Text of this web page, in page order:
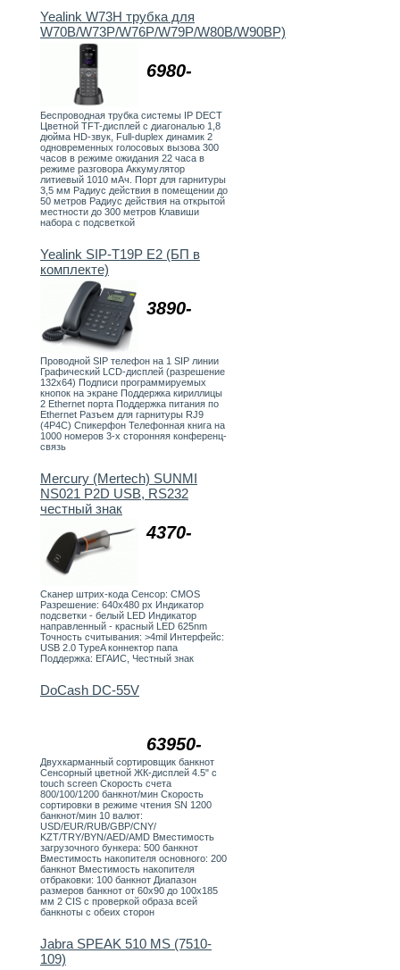
6980-
Yealink W73H трубка для
W70B/W73P/W76P/W79P/W80B/W90BP)
Беспроводная трубка системы IP DECT
Цветной TFT-дисплей с диагональю 1,8
дюйма HD-звук, Full-duplex динамик 2
одновременных голосовых вызова 300
часов в режиме ожидания 22 часа в
режиме разговора Аккумулятор
литиевый 1010 мАч. Порт для гарнитуры
3,5 мм Радиус действия в помещении до
50 метров Радиус действия на открытой
местности до 300 метров Клавиши
набора с подсветкой
3890-
Yealink SIP-T19P E2 (БП в
комплекте)
Проводной SIP телефон на 1 SIP линии
Графический LCD-дисплей (разрешение
132х64) Подписи программируемых
кнопок на экране Поддержка кириллицы
2 Ethernet порта Поддержка питания по
Ethernet Разъем для гарнитуры RJ9
(4P4C) Спикерфон Телефонная книга на
1000 номеров 3-х сторонняя конференц-
связь
4370-
Mercury (Mertech) SUNMI
NS021 P2D USB, RS232
честный знак
Сканер штрих-кода Сенсор: CMOS
Разрешение: 640х480 px Индикатор
подсветки - белый LED Индикатор
направленный - красный LED 625nm
Точность считывания: >4mil Интерфейс:
USB 2.0 TypeA коннектор папа
Поддержка: ЕГАИС, Честный знак
63950-
DoCash DC-55V
Двухкарманный сортировщик банкнот
Сенсорный цветной ЖК-дисплей 4.5" с
touch screen Скорость счета
800/100/1200 банкнот/мин Скорость
сортировки в режиме чтения SN 1200
банкнот/мин 10 валют:
USD/EUR/RUB/GBP/CNY/
KZT/TRY/BYN/AED/AMD Вместимость
загрузочного бункера: 500 банкнот
Вместимость накопителя основного: 200
банкнот Вместимость накопителя
отбраковки: 100 банкнот Диапазон
размеров банкнот от 60х90 до 100х185
мм 2 CIS с проверкой образа всей
банкноты с обеих сторон
Jabra SPEAK 510 MS (7510-
109)